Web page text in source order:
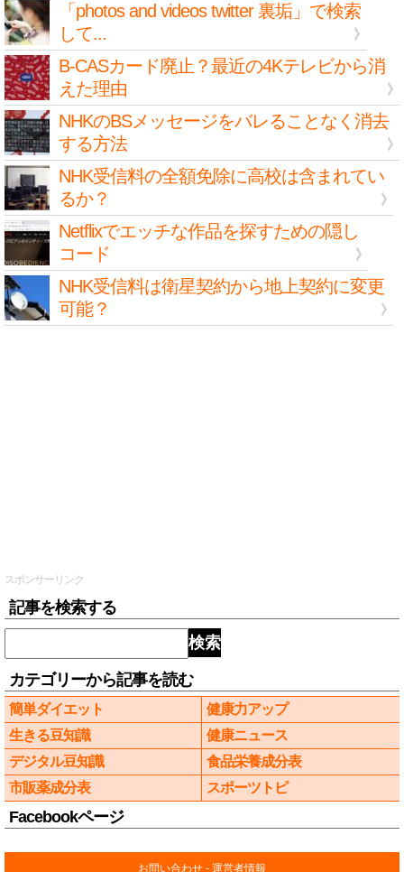
「photos and videos twitter 裏垢」で検索
して...
B-CASカード廃止？最近の4Kテレビから消
えた理由
NHKのBSメッセージをバレることなく消去
する方法
NHK受信料の全額免除に高校は含まれてい
るか？
Netflixでエッチな作品を探すための隠し
コード
NHK受信料は衛星契約から地上契約に変更
可能？
スポンサーリンク
記事を検索する
検索
カテゴリーから記事を読む
簡単ダイエット
健康力アップ
生きる豆知識
健康ニュース
デジタル豆知識
食品栄養成分表
市販薬成分表
スポーツトピ
Facebookページ
お問い合わせ - 運営者情報